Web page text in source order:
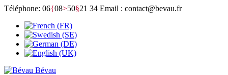
Téléphone: 06{08>50§21 34 Email : contact@bevau.fr
Bévau